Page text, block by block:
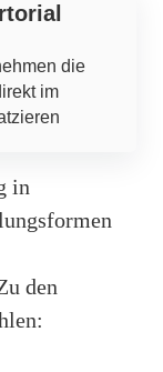
die
im
in
den